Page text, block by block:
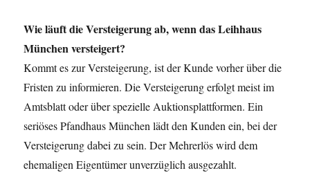
Wie läuft die Versteigerung ab, wenn das Leihhaus
München versteigert?
Kommt es zur Versteigerung, ist der Kunde vorher über die
Fristen zu informieren. Die Versteigerung erfolgt meist im
Amtsblatt oder über spezielle Auktionsplattformen. Ein
seriöses Pfandhaus München lädt den Kunden ein, bei der
Versteigerung dabei zu sein. Der Mehrerlös wird dem
ehemaligen Eigentümer unverzüglich ausgezahlt.